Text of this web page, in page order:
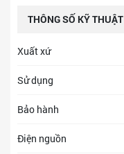
THÔNG SỐ KỸ THUẬT
Xuất xứ
Sử dụng
Bảo hành
Điện nguồn